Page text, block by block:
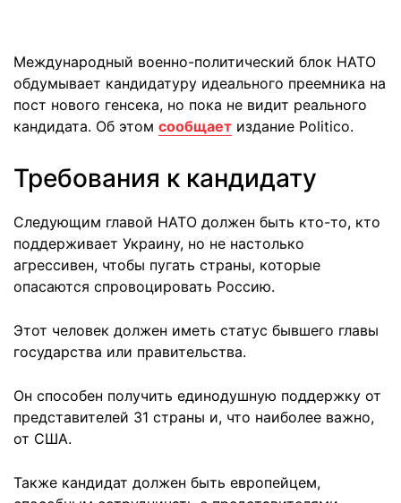
Международный военно-политический блок НАТО
обдумывает кандидатуру идеального преемника на
пост нового генсека, но пока не видит реального
кандидата. Об этом сообщает издание Politico.
Требования к кандидату
Следующим главой НАТО должен быть кто-то, кто
поддерживает Украину, но не настолько
агрессивен, чтобы пугать страны, которые
опасаются спровоцировать Россию.
Этот человек должен иметь статус бывшего главы
государства или правительства.
Он способен получить единодушную поддержку от
представителей 31 страны и, что наиболее важно,
от США.
Также кандидат должен быть европейцем,